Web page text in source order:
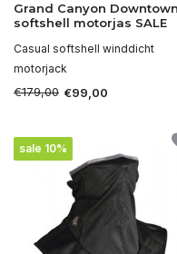
Grand Canyon Downtown
softshell motorjas SALE
Casual softshell winddicht
motorjack
€179,00 €99,00
sale 10%